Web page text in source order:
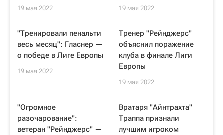
19 мая 2022 19 мая 2022
"Тренировали пенальти
весь месяц": Гласнер —
о победе в Лиге Европы
19 мая 2022
Тренер "Рейнджерс"
объяснил поражение
клуба в финале Лиги
Европы
19 мая 2022
"Огромное
разочарование":
ветеран "Рейнджерс" —
Вратаря "Айнтрахта"
Траппа признали
лучшим игроком